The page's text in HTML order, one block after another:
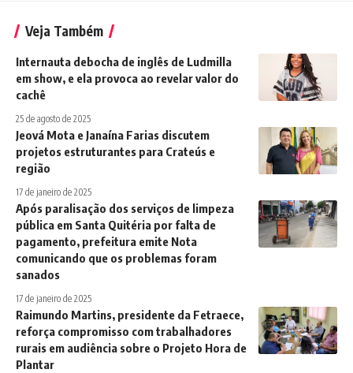
Veja Também
Internauta debocha de inglês de Ludmilla
em show, e ela provoca ao revelar valor do
cachê
25 de agosto de 2025
Jeová Mota e Janaína Farias discutem
projetos estruturantes para Crateús e
região
17 de janeiro de 2025
Após paralisação dos serviços de limpeza
pública em Santa Quitéria por falta de
pagamento, prefeitura emite Nota
comunicando que os problemas foram
sanados
17 de janeiro de 2025
Raimundo Martins, presidente da Fetraece,
reforça compromisso com trabalhadores
rurais em audiência sobre o Projeto Hora de
Plantar